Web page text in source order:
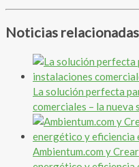
Noticias relacionadas
La solución perfecta
comerciales – la nueva
Ambientum.com y